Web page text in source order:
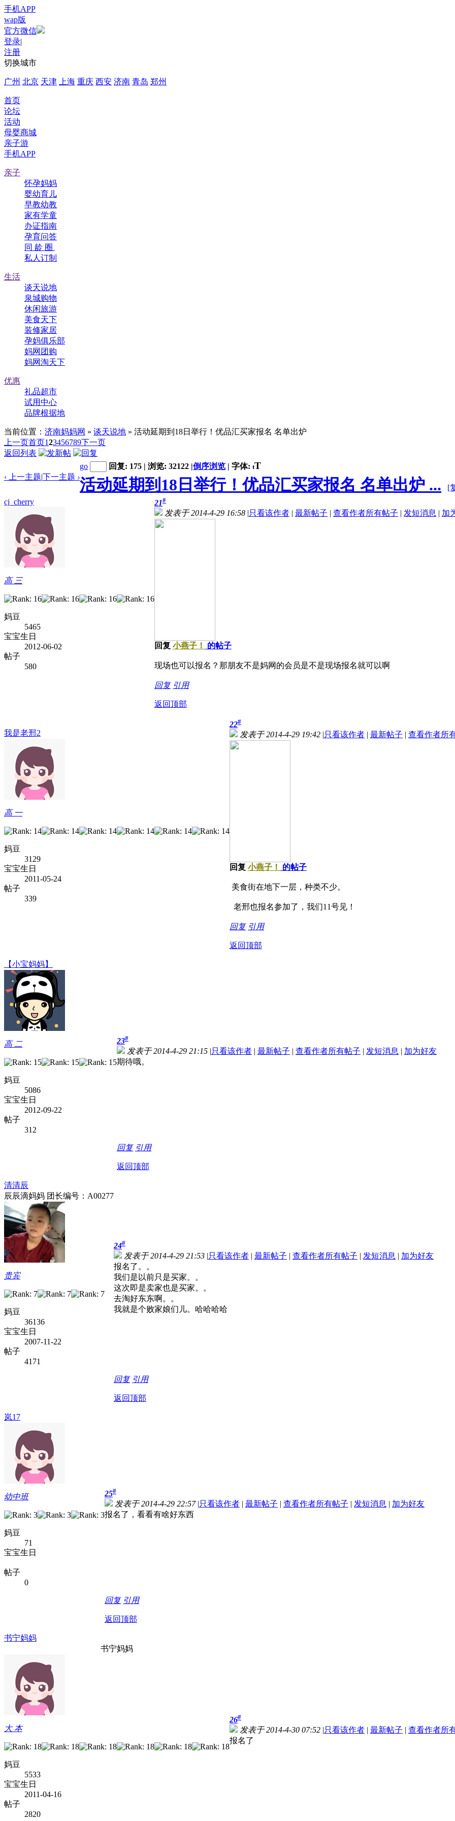
手机APP
wap版
官方微信
登录|
注册
切换城市
广州 北京 天津 上海 重庆 西安 济南 青岛 郑州
首页
论坛
活动
母婴商城
亲子游
手机APP
亲子
怀孕妈妈
婴幼育儿
早教幼教
家有学童
办证指南
孕育问答
同 龄 圈
私人订制
生活
谈天说地
泉城购物
休闲旅游
美食天下
装修家居
孕妈俱乐部
妈网团购
妈网淘天下
优惠
礼品超市
试用中心
品牌根据地
当前位置： 济南妈妈网 » 谈天说地 » 活动延期到18日举行！优品汇买家报名 名单出炉
上一页首页123456789下一页
返回列表
‹ 上一主题|下一主题 ›
go 回复: 175 | 浏览: 32122 |倒序浏览 | 字体: tT
活动延期到18日举行！优品汇买家报名 名单出炉 ...
[
cj_cherry
高 三
妈豆
5465
宝宝生日
2012-06-02
帖子
580
21#
发表于 2014-4-29 16:58 |只看该作者 | 最新帖子 | 查看作者所有帖子 | 发短消息 | 加
回复 小燕子！ 的帖子
现场也可以报名？那朋友不是妈网的会员是不是现场报名就可以啊
回复 引用
返回顶部
我是老邢2
高 一
妈豆
3129
宝宝生日
2011-05-24
帖子
339
22#
发表于 2014-4-29 19:42 |只看该作者 | 最新帖子 | 查看作者所
回复 小燕子！ 的帖子
美食街在地下一层，种类不少。
老邢也报名参加了，我们11号见！
回复 引用
返回顶部
【小宝妈妈】
高 二
妈豆
5086
宝宝生日
2012-09-22
帖子
312
23#
发表于 2014-4-29 21:15 |只看该作者 | 最新帖子 | 查看作者所有帖子 | 发短消息 | 加为好友
期待哦。
回复 引用
返回顶部
清清辰
辰辰滴妈妈 团长编号：A00277
贵宾
妈豆
36136
宝宝生日
2007-11-22
帖子
4171
24#
发表于 2014-4-29 21:53 |只看该作者 | 最新帖子 | 查看作者所有帖子 | 发短消息 | 加为好友
报名了。。
我们是以前只是买家。。
这次即是卖家也是买家。。
去淘好东东啊。。
我就是个败家娘们儿。哈哈哈哈
回复 引用
返回顶部
岚17
幼中班
妈豆
71
宝宝生日
帖子
0
25#
发表于 2014-4-29 22:57 |只看该作者 | 最新帖子 | 查看作者所有帖子 | 发短消息 | 加为好友
报名了，看看有啥好东西
回复 引用
返回顶部
书宁妈妈
书宁妈妈
大 本
妈豆
5533
宝宝生日
2011-04-16
帖子
2820
26#
发表于 2014-4-30 07:52 |只看该作者 | 最新帖子 | 查看作者所
报名了